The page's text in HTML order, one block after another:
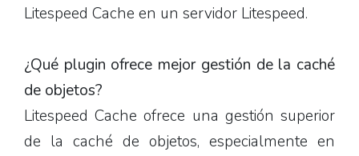
Litespeed Cache en un servidor Litespeed.
¿Qué plugin ofrece mejor gestión de la caché
de objetos?
Litespeed Cache ofrece una gestión superior
de la caché de objetos, especialmente en